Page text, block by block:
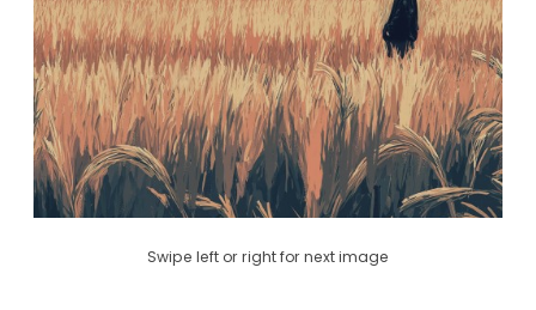
Swipe left or right for next image